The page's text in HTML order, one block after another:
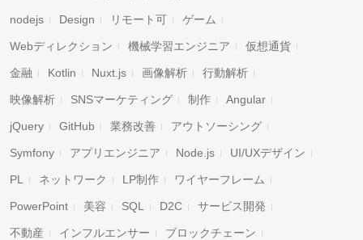
nodejs Design リモート可 ゲーム
Webディレクション 機械学習エンジニア 仮想通貨
金融 Kotlin Nuxt.js 画像解析 行動解析
映像解析 SNSマーケティング 制作 Angular
jQuery GitHub 業務改善 アウトソーシング
Symfony アプリエンジニア Node.js UI/UXデザイン
PL ネットワーク LP制作 ワイヤーフレーム
PowerPoint 美容 SQL D2C サービス開発
不動産 インフルエンサー ブロックチェーン